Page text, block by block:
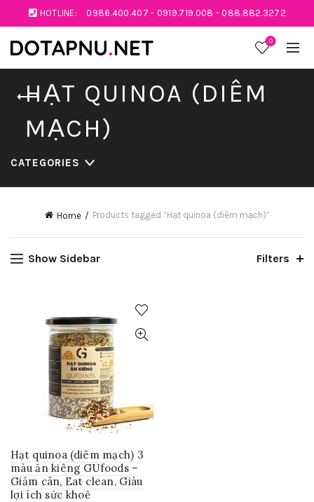
HOTLINE: 0986.400.407 - 0919.719.008 - 088.882.3272
0
HẠT QUINOA (DIÊM
MẠCH)
CATEGORIES
Home Products tagged “Hạt quinoa (diêm mạch)”
Show Sidebar Filters
Hạt quinoa (diêm mạch) 3
màu ăn kiêng GUfoods –
Giảm cân, Eat clean, Giàu
lợi ích sức khoẻ